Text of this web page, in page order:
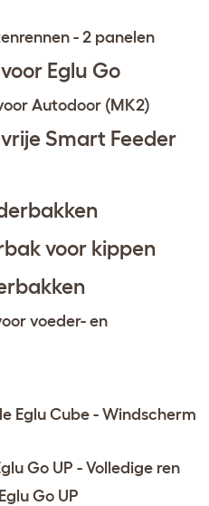
- 2 panelen
Eglu Go
Autodoor (MK2)
Smart Feeder
voor kippen
voeder- en
Eglu Cube - Windscherm
Go UP - Volledige ren
Go UP